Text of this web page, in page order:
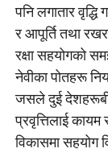
पनि लगातार
र आपूर्ति तथा
रक्षा सहयोगको
नेवीका पोतहरू
जसले दुई
प्रवृत्तिलाई कायम
विकासमा सहयोग